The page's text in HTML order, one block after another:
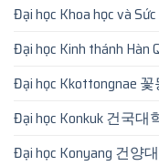
Đại học Khoa học và
Đại học Kinh thánh
Đại học Kkottongnae
Đại học Konkuk 건국대
Đại học Konyang 건양